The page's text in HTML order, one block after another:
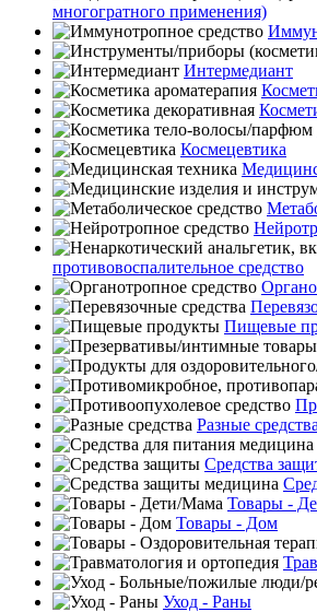
многогратного применения)
Интермедиант
Космецевтика
противовоспалительное средство
Пищевые
Разные средства
Средства
Товары -
Товары - Дом
Уход - Раны